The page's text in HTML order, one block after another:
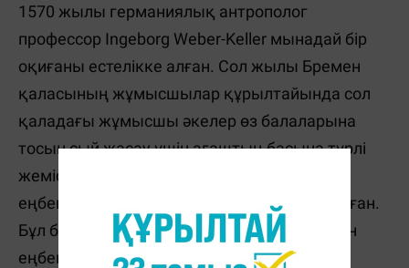
1570 жылы германиялық антрополог
профессор Ingeborg Weber-Keller мынадай бір
оқиғаны естелікке алған. Сол жылы Бремен
қаласының жұмысшылар құрылтайында сол
қаладағы жұмысшы әкелер өз балаларына
тосын сый жасау үшін ағаштың басына түрлі
жемістерді, сыйлықтарды байлап, өз
еңбектерінің жемісі, нәтижесі ретінде ұсынған.
Бұл бір жағынан жұмысшылардың жасаған
еңбегінің дәлелі ретінде қаралған.